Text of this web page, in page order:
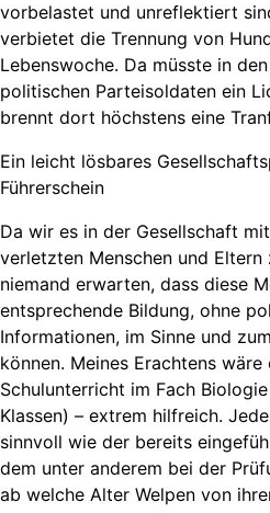
vorbelastet und unreflektiert
verbietet die Trennung von
Lebenswoche. Da müsste in
politischen Parteisoldaten ein
brennt dort höchstens eine
Ein leicht lösbares
Führerschein
Da wir es in der Gesellschaft
verletzten Menschen und Eltern
niemand erwarten, dass diese
entsprechende Bildung, ohne
Informationen, im Sinne und
können. Meines Erachtens wäre
Schulunterricht im Fach
Klassen) – extrem hilfreich.
sinnvoll wie der bereits
dem unter anderem bei der
ab welche Alter Welpen von